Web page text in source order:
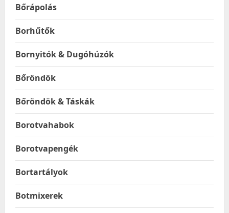
Bőrápolás
Borhűtők
Bornyitók & Dugóhúzók
Bőröndök
Bőröndök & Táskák
Borotvahabok
Borotvapengék
Bortartályok
Botmixerek